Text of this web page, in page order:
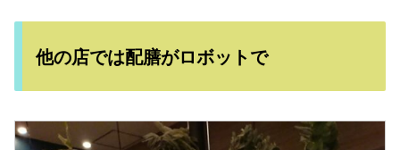
他の店では配膳がロボットで